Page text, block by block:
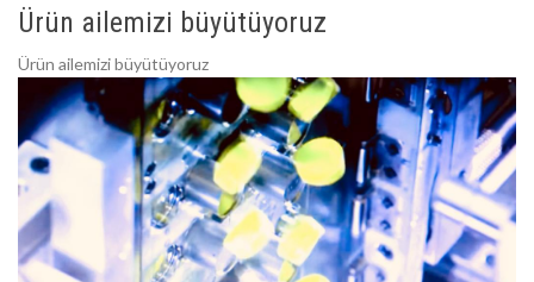
Ürün ailemizi büyütüyoruz
Ürün ailemizi büyütüyoruz